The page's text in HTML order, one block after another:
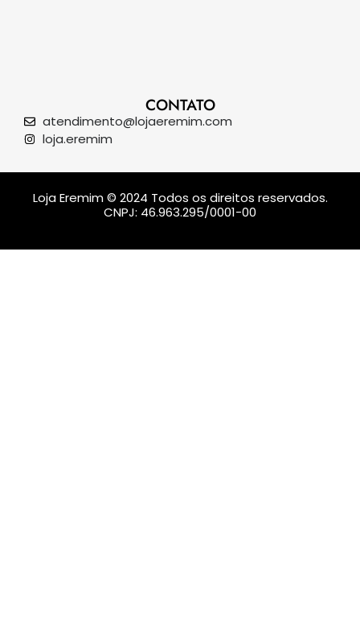
CONTATO
atendimento@lojaeremim.com
loja.eremim
Loja Eremim © 2024 Todos os direitos reservados.
CNPJ: 46.963.295/0001-00